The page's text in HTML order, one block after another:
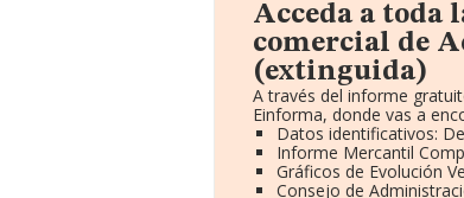
Acceda a
comercial de
(extinguida)
A través del informe
Einforma, donde vas a
Datos identificativos:
Informe Mercantil
Gráficos de Evolución
Consejo de